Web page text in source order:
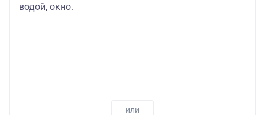
водой, окно.